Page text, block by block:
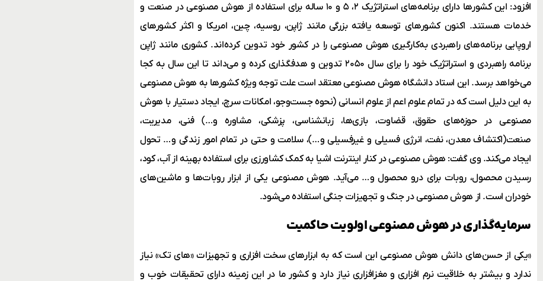
افزود: این کشورها دارای برنامه‌های استراتژیک ۲، ۵ و ۱۰ ساله برای استفاده از هوش مصنوعی در صنعت و
خدمات هستند. اکنون کشورهای توسعه یافته بزرگی مانند ژاپن، روسیه، چین، امریکا و اکثر کشورهای
اروپایی برنامه‌های راهبردی به‌کارگیری هوش مصنوعی را در کشور خود تدوین کرده‌اند. کشوری مانند ژاپن
برنامه راهبردی و استراتژیک خود را برای سال ۲۰۵۰ تدوین و هدفگذاری کرده و می‌داند تا این سال به کجا
می‌خواهد برسد. این استاد دانشگاه هوش مصنوعی معتقد است علت توجه ویژه کشورها به هوش مصنوعی
به این دلیل است که در تمام علوم اعم از علوم انسانی (نحوه جست‌و‌جو، امکانات سرچ، ایجاد دستیار با هوش
مصنوعی در حوزه‌های حقوق، قضاوت، بازی‌ها، زبانشناسی، پزشکی، مشاوره و…) فنی، مدیریت،
صنعت(اکتشاف معدن، نفت، انرژی فسیلی و غیرفسیلی و…)، سلامت و حتی در تمام امور زندگی و… تحول
ایجاد می‌کند. وی گفت: هوش مصنوعی در کنار اینترنت اشیا به کمک کشاورزی برای استفاده بهینه از آب، کود،
رسیدن محصول، روبات برای درو محصول و… می‌آید. هوش مصنوعی یکی از ابزار روبات‌ها و ماشین‌های
خودران است. از هوش مصنوعی در جنگ و تجهیزات جنگی استفاده می‌شود.
سرمایه‌گذاری در هوش مصنوعی اولویت حاکمیت
«یکی از حسن‌های دانش هوش مصنوعی این است که به ابزارهای سخت افزاری و تجهیزات «های تک» نیاز
ندارد و بیشتر به خلاقیت نرم افزاری و مغزافزاری نیاز دارد و کشور ما در این زمینه دارای تحقیقات خوب و